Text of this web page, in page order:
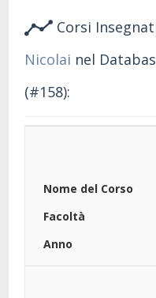
Corsi
Nicolai nel
(#158):